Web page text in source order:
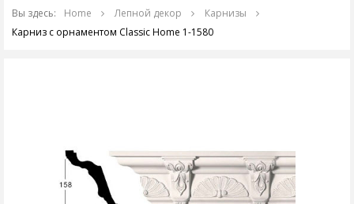
Вы здесь: Home Лепной декор
Карнизы
Карниз с орнаментом Classic Home 1-1580